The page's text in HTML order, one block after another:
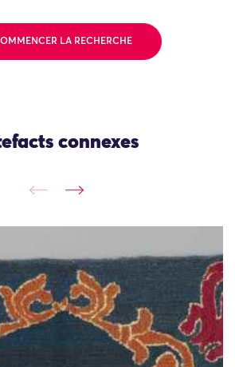
LA RECHERCHE
connexes